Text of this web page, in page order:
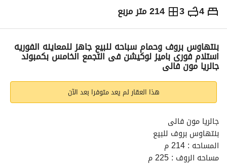
4
3 214 متر مربع ج.م13,700,000
التفاصيل الاتجاهات والمؤشرات رهن عقاري
بنتهاوس بروف وحمام سباحه للبيع جاهز للمعاينه الفوريه
استلام فورى باميز لوكيشن فى التجمع الخامس بكمبوند
جالريا مون فالى
هذا العقار لم يعد متوفرا بعد الآن
جالريا مون فالى
بنتهاوس بروف للبيع
المساحه : 214 م
مساحه الروف : 225 م